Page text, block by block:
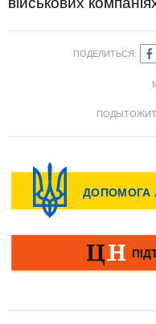
ПОДЕЛИТЬСЯ: